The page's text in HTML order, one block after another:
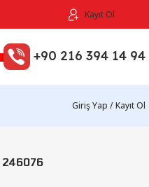
Kayıt Ol
+90 216 394 14 94
Giriş Yap / Kayıt Ol
246076